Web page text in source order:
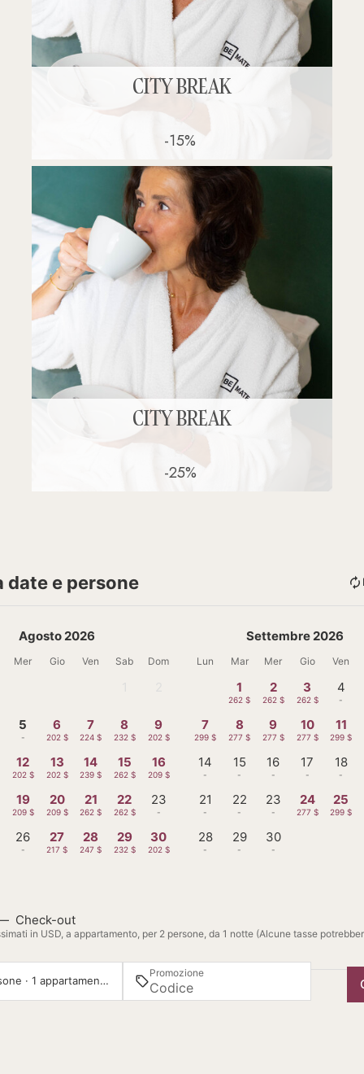
CITY BREAK
-15%
CITY BREAK
-25%
date e persone
Agosto 2026
Mer Gio Ven Sab Dom
5
-
6
202 $
7
224 $
8
232 $
9
202 $
12
202 $
13
202 $
14
239 $
15
262 $
16
209 $
19
209 $
20
209 $
21
262 $
22
262 $
23
-
26
-
27
217 $
28
247 $
29
232 $
30
202 $
Settembre 2026
Lun Mar Mer Gio Ven
1
262 $
2
262 $
3
262 $
4
-
7
299 $
8
277 $
9
277 $
10
277 $
11
299 $
14
-
15
-
16
-
17
-
18
-
21
-
22
-
23
-
24
277 $
25
299 $
28
-
29
-
30
-
Check-out
in USD, a appartamento, per 2 persone, da 1 notte (Alcune tasse
2 persone · 1 appartamento
Promozione